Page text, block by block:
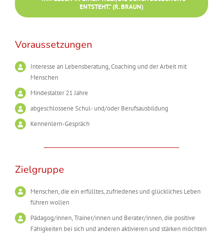
ENTSTEHT.” (R. BRAUN)
Voraussetzungen
Interesse an Lebensberatung, Coaching und der Arbeit mit
Menschen
Mindestalter 21 Jahre
abgeschlossene Schul- und/oder Berufsausbildung
Kennenlern-Gespräch
Zielgruppe
Menschen, die ein erfülltes, zufriedenes und glückliches Leben
führen wollen
Pädagog/innen, Trainer/innen und Berater/innen, die positive
Fähigkeiten bei sich und anderen aktivieren und stärken möchten